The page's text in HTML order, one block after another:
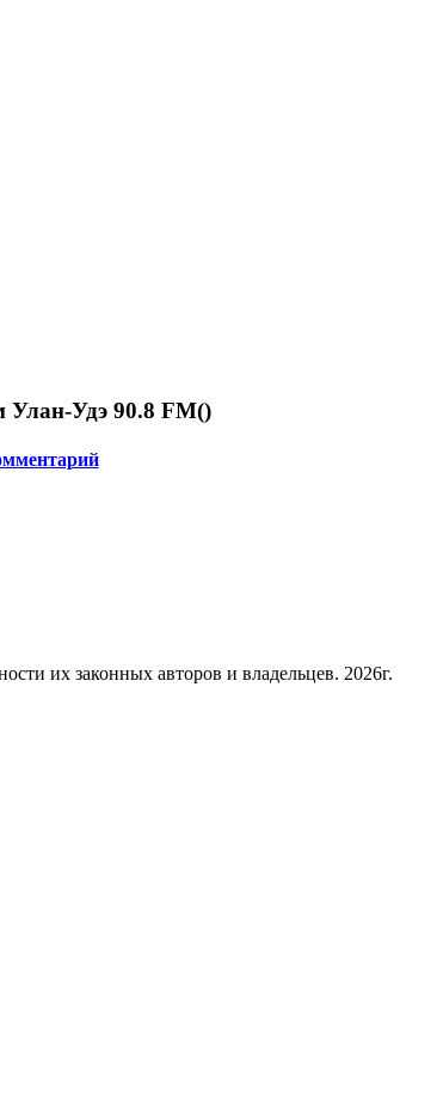
Удэ 90.8 FM()
их законных авторов и владельцев. 2026г.